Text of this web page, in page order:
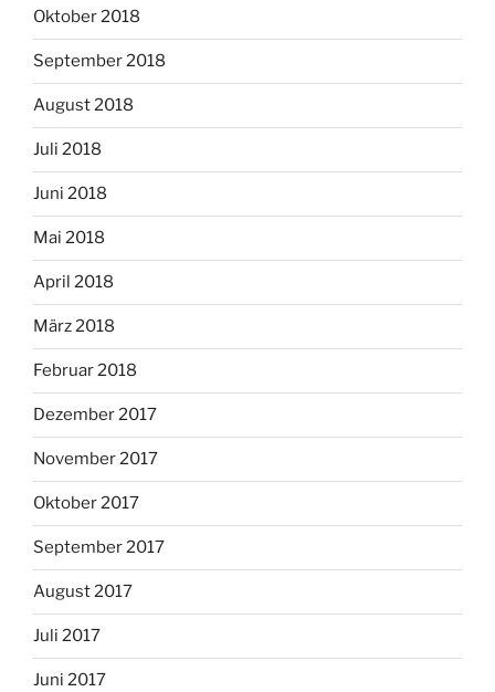
Oktober 2018
September 2018
August 2018
Juli 2018
Juni 2018
Mai 2018
April 2018
März 2018
Februar 2018
Dezember 2017
November 2017
Oktober 2017
September 2017
August 2017
Juli 2017
Juni 2017